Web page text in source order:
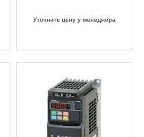
Уточните цену у менеджера